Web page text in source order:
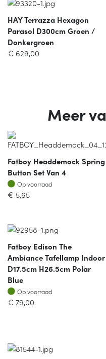
HAY Terrazza Hexagon
Parasol D300cm Groen /
Donkergroen
€ 629,00
Meer
Fatboy Headdemock Spring
Button Set Van 4
Op voorraad
Op voorraad
€ 5,65
Fatboy Edison The
Ambiance Tafellamp Indoor
D17.5cm H26.5cm Polar
Blue
Op voorraad
Op voorraad
€ 79,00